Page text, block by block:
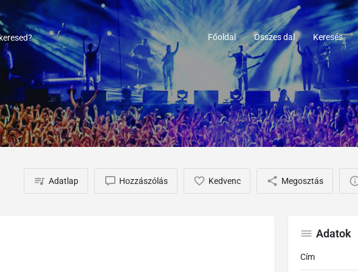
Főoldal Összes dal Keresés
Adatlap Hozzászólás Kedvenc Megosztás
Adatok
Cím